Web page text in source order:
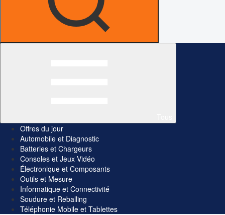
Offres du jour
Automobile et Diagnostic
Batteries et Chargeurs
Consoles et Jeux Vidéo
Électronique et Composants
Outils et Mesure
Informatique et Connectivité
Soudure et Reballing
Téléphonie Mobile et Tablettes